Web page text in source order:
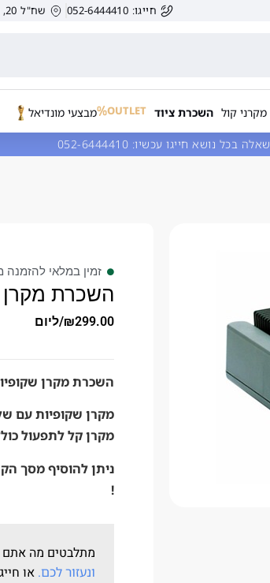
חייגו: 052-6444410 שח"ל 20, הרצליה, ישראל.
מקרני קול השכרת ציוד OUTLET מבצעי מונדיאל
בכל נושא חייגו עכשיו:
זמין במלאי להזמנה
השכרת מקרן
₪299.00 /ליום
השכרת מקרן
מקרן שקופיות עם
מקרן קל לתפעול
!
מתלבטים מה אתם
ונעזור לכם. או